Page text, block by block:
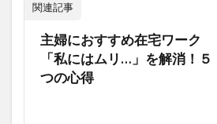
関連記事
主婦におすすめ在宅ワーク
「私にはムリ…」を解消！５
つの心得